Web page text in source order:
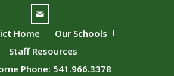
Home
Our Schools
Staff Resources
Phone: 541.966.3378